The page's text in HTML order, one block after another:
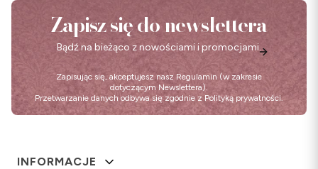
Zapisz się do newslettera
Bądź na bieżąco z nowościami i promocjami.
Zapisując się, akceptujesz nasz Regulamin (w zakresie
dotyczącym Newslettera).
Przetwarzanie danych odbywa się zgodnie z Polityką prywatności.
Linki w stopce
INFORMACJE